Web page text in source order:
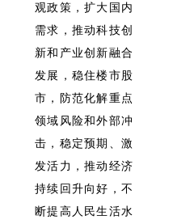
观政策，扩大国内
需求，推动科技创
新和产业创新融合
发展，稳住楼市股
市，防范化解重点
领域风险和外部冲
击，稳定预期、激
发活力，推动经济
持续回升向好，不
断提高人民生活水